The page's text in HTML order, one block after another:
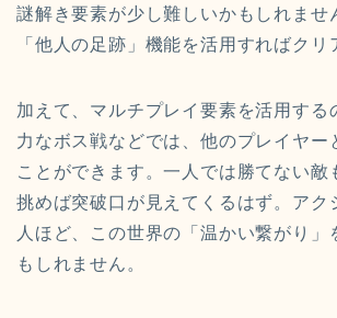
謎解き要素が少し難しいかもしれませ
「他人の足跡」機能を活用すればクリ
加えて、マルチプレイ要素を活用する
力なボス戦などでは、他のプレイヤー
ことができます。一人では勝てない敵
挑めば突破口が見えてくるはず。アク
人ほど、この世界の「温かい繋がり」
もしれません。